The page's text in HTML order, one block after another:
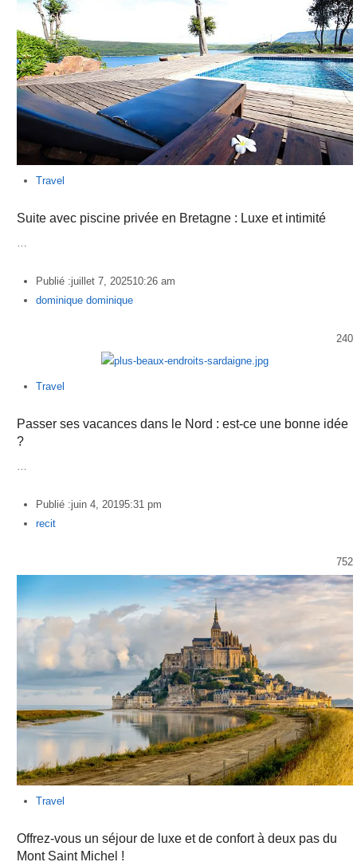
Travel
Suite avec piscine privée en Bretagne : Luxe et intimité
Publié :juillet 7, 202510:26 am
Author
dominique dominique
240
Travel
Passer ses vacances dans le Nord : est-ce une bonne idée
?
Publié :juin 4, 20195:31 pm
Author
recit
752
Travel
Offrez-vous un séjour de luxe et de confort à deux pas du
Mont Saint Michel !